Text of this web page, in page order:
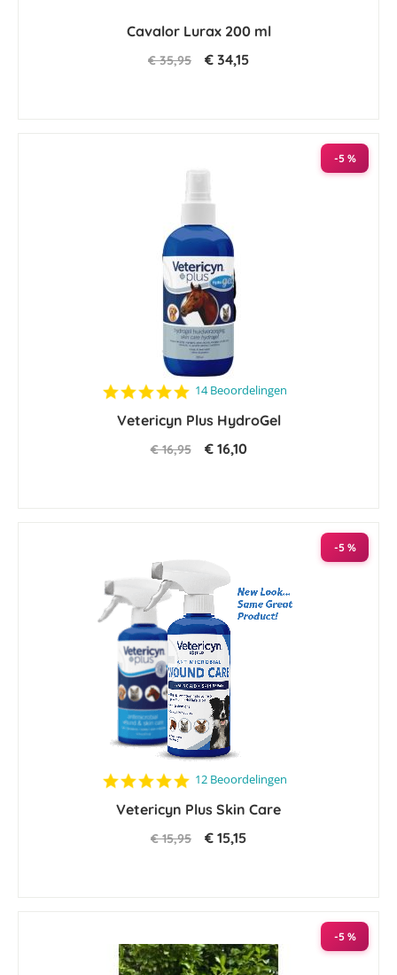
Cavalor Lurax 200 ml
€ 35,95 € 34,15
-5 %
4.8
rating
14 Beoordelingen
Vetericyn Plus HydroGel
€ 16,95 € 16,10
-5 %
4.8
rating
12 Beoordelingen
Vetericyn Plus Skin Care
€ 15,95 € 15,15
-5 %